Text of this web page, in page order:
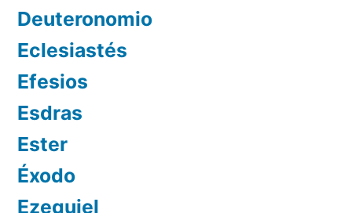
Deuteronomio
Eclesiastés
Efesios
Esdras
Ester
Éxodo
Ezequiel